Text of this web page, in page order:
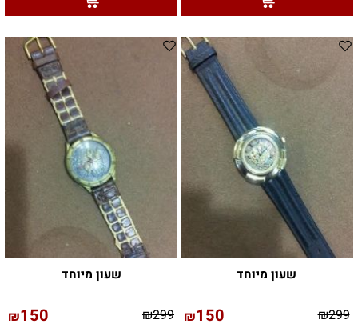
שעון מיוחד
₪299
₪150
שעון מיוחד
₪299
₪150